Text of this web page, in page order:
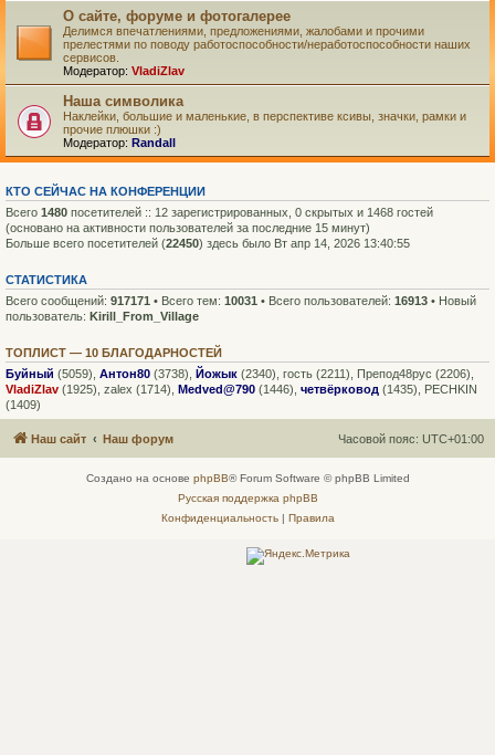
О сайте, форуме и фотогалерее
Делимся впечатлениями, предложениями, жалобами и прочими
прелестями по поводу работоспособности/неработоспособности наших
сервисов.
Модератор: VladiZlav
Наша символика
Наклейки, большие и маленькие, в перспективе ксивы, значки, рамки и
прочие плюшки :)
Модератор: Randall
КТО СЕЙЧАС НА КОНФЕРЕНЦИИ
Всего 1480 посетителей :: 12 зарегистрированных, 0 скрытых и 1468 гостей
(основано на активности пользователей за последние 15 минут)
Больше всего посетителей (22450) здесь было Вт апр 14, 2026 13:40:55
СТАТИСТИКА
Всего сообщений: 917171 • Всего тем: 10031 • Всего пользователей: 16913 • Новый
пользователь: Kirill_From_Village
ТОПЛИСТ — 10 БЛАГОДАРНОСТЕЙ
Буйный (5059), Антон80 (3738), Йожык (2340), гость (2211), Препод48рус (2206),
VladiZlav (1925), zalex (1714), Medved@790 (1446), четвёрковод (1435), PECHKIN
(1409)
Наш сайт Наш форум Часовой пояс: UTC+01:00
Создано на основе phpBB® Forum Software © phpBB Limited
Русская поддержка phpBB
Конфиденциальность| Правила